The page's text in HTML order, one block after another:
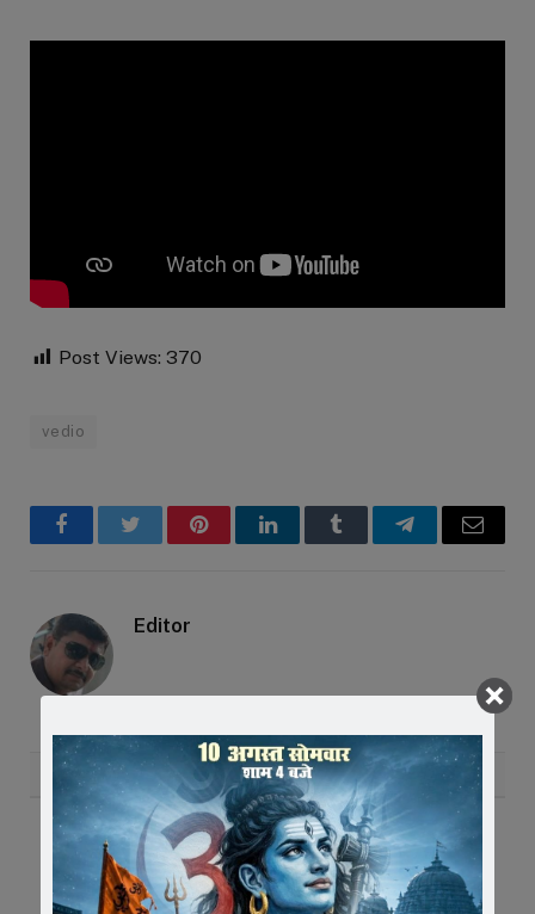
Post Views: 370
vedio
FacebookTwitter PinterestLinkedInTumblr TelegramEmail
Editor
POSTS